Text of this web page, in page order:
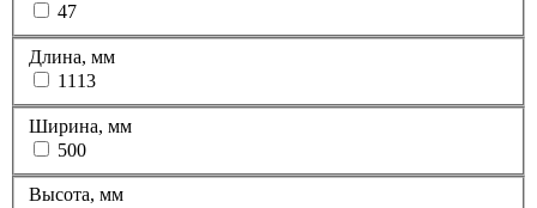
47
Длина, мм
1113
Ширина, мм
500
Высота, мм